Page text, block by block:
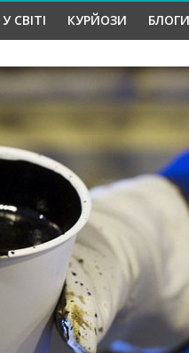
У СВІТІ КУРЙОЗИ БЛОГИ